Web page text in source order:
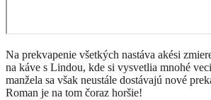
Na prekvapenie všetkých nastáva akési
na káve s Lindou, kde si vysvetlia mnohé
manžela sa však neustále dostávajú nové
Roman je na tom čoraz horšie!